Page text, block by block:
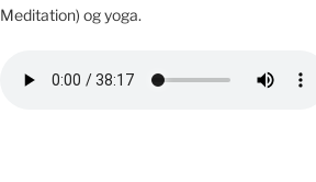
Meditation) og yoga.